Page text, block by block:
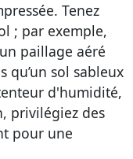
Tenez
; par exemple,
paillage aéré
qu’un sol sableux
d'humidité,
privilégiez des
pour une